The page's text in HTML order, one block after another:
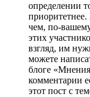
определении
приоритетнее.
чем, по-
этих
взгляд, им
можете
блоге
комментарии
этот пост с